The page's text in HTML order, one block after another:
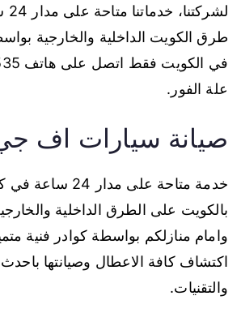
طرق الكويت الداخلية والخارجية
علة الفور.
صيانة سيارات اف
خدمة متاحة على
بالكويت على الطرق الداخلية
وامام منازلكم بواسطة كوادر فنية
اكتشاف كافة الاعطال وصيانتها باحدث
والتقنيات.